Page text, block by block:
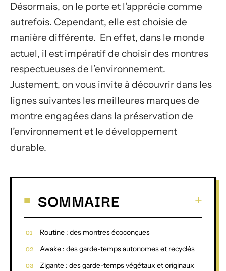
Désormais, on le porte et l’apprécie comme
autrefois. Cependant, elle est choisie de
manière différente. En effet, dans le monde
actuel, il est impératif de choisir des montres
respectueuses de l’environnement.
Justement, on vous invite à découvrir dans les
lignes suivantes les meilleures marques de
montre engagées dans la préservation de
l’environnement et le développement
durable.
SOMMAIRE
Routine : des montres écoconçues
Awake : des garde-temps autonomes et recyclés
Zigante : des garde-temps végétaux et originaux